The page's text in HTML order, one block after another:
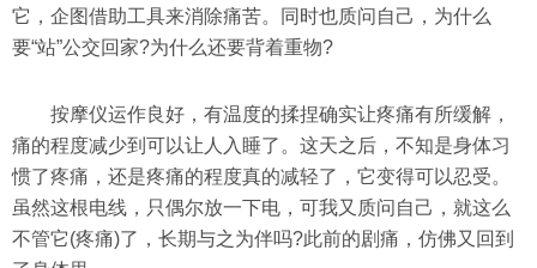
它，企图借助工具来消除痛苦。同时也质问自己，为什么
要“站”公交回家?为什么还要背着重物?
按摩仪运作良好，有温度的揉捏确实让疼痛有所缓解，
痛的程度减少到可以让人入睡了。这天之后，不知是身体习
惯了疼痛，还是疼痛的程度真的减轻了，它变得可以忍受。
虽然这根电线，只偶尔放一下电，可我又质问自己，就这么
不管它(疼痛)了，长期与之为伴吗?此前的剧痛，仿佛又回到